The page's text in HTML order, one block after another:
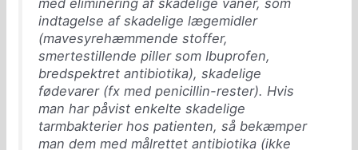
indtagelse af skadelige lægemidler
(mavesyrehæmmende stoffer,
smertestillende piller som Ibuprofen,
bredspektret antibiotika), skadelige
fødevarer (fx med penicillin-rester). Hvis
man har påvist enkelte skadelige
tarmbakterier hos patienten, så bekæmper
man dem med målrettet antibiotika (ikke